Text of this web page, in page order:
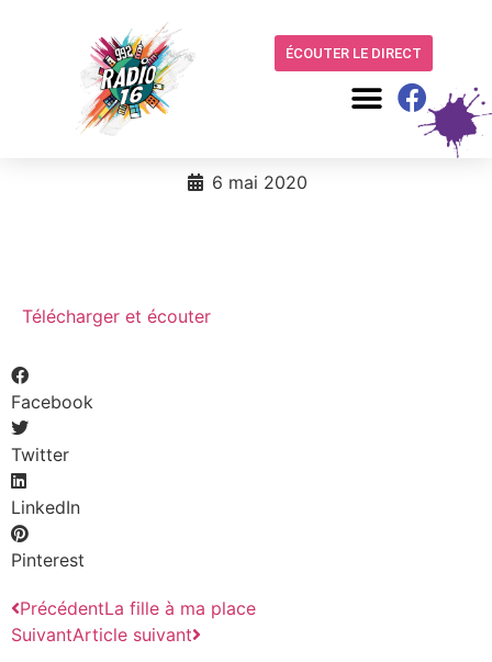
ÉCOUTER LE DIRECT
6 mai 2020
Télécharger et écouter
Facebook
Twitter
LinkedIn
Pinterest
PrécédentLa fille à ma place
SuivantArticle suivant